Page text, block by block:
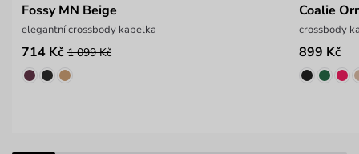
Fossy MN Beige
elegantní crossbody kabelka
714 Kč 1 099 Kč
Coalie
crossbody
899 Kč